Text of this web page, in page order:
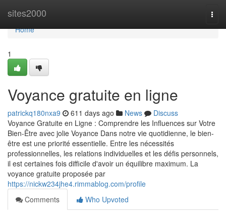
sites2000
Home
Home
1
Voyance gratuite en ligne
patrickq180nxa9 611 days ago News
Discuss
Voyance Gratuite en Ligne : Comprendre les Influences sur Votre
Bien-Être avec jolie Voyance Dans notre vie quotidienne, le bien-
être est une priorité essentielle. Entre les nécessités
professionnelles, les relations individuelles et les défis personnels,
il est certaines fois difficile d'avoir un équilibre maximum. La
voyance gratuite proposée par
https://nickw234jhe4.rimmablog.com/profile
Comments
Who Upvoted